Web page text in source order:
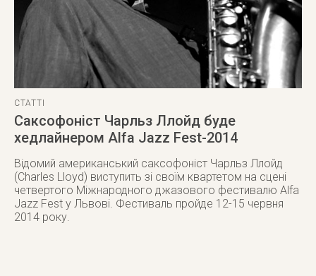
СТАТТІ
Саксофоніст Чарльз Ллойд буде
хедлайнером Alfa Jazz Fest-2014
Відомий американський саксофоніст Чарльз Ллойд
(Charles Lloyd) виступить зі своїм квартетом на сцені
четвертого Міжнародного джазового фестивалю Alfa
Jazz Fest у Львові. Фестиваль пройде 12-15 червня
2014 року.